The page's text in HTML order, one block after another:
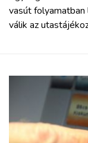
vasút
válik az